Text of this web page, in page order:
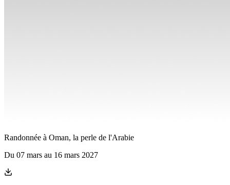
Randonnée à Oman, la perle de l'Arabie
Du 07 mars au 16 mars 2027